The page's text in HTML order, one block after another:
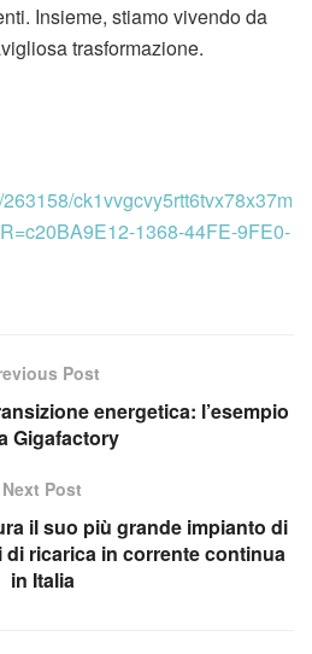
Insieme, stiamo vivendo da
trasformazione.
ck1vvgcvy5rtt6tvx78x37m
1368-44FE-9FE0-
Post
energetica: l’esempio
Gigafactory
Next Post
il suo più grande impianto di
ricarica in corrente continua
in Italia